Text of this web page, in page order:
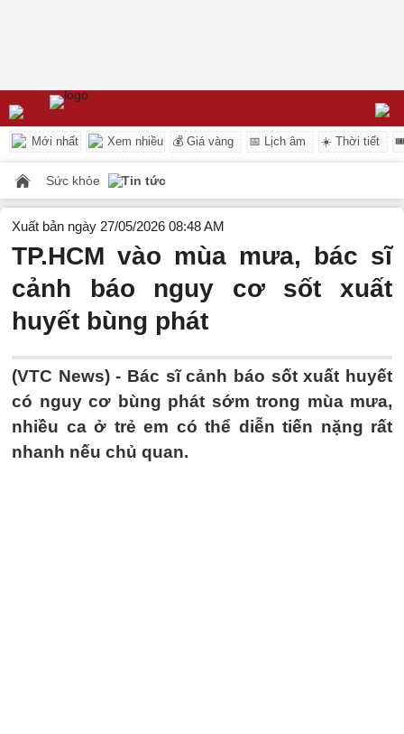
Mới nhất Xem nhiều 💰 Giá vàng 📅 Lịch âm ☀️ Thời tiết
Sức khỏe Tin tức
Xuất bản ngày 27/05/2026 08:48 AM
TP.HCM vào mùa mưa, bác sĩ
cảnh báo nguy cơ sốt xuất
huyết bùng phát
(VTC News) - Bác sĩ cảnh báo sốt xuất huyết
có nguy cơ bùng phát sớm trong mùa mưa,
nhiều ca ở trẻ em có thể diễn tiến nặng rất
nhanh nếu chủ quan.